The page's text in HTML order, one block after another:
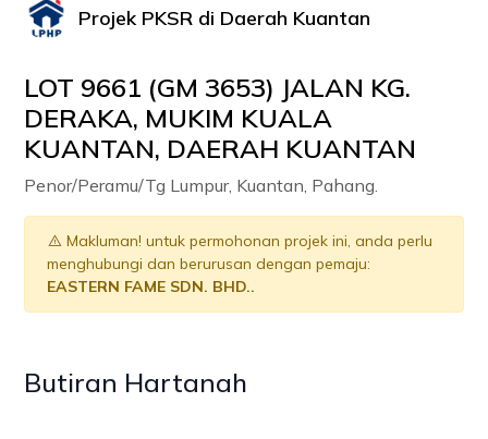
Projek PKSR di Daerah Kuantan
LOT 9661 (GM 3653) JALAN KG.
DERAKA, MUKIM KUALA
KUANTAN, DAERAH KUANTAN
Penor/Peramu/Tg Lumpur, Kuantan, Pahang.
Makluman! untuk permohonan projek ini, anda perlu
menghubungi dan berurusan dengan pemaju:
EASTERN FAME SDN. BHD..
Butiran Hartanah